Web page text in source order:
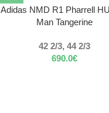
Adidas NMD R1 Pharrell
Man Tangerine
42 2/3, 44 2/3
690.0€